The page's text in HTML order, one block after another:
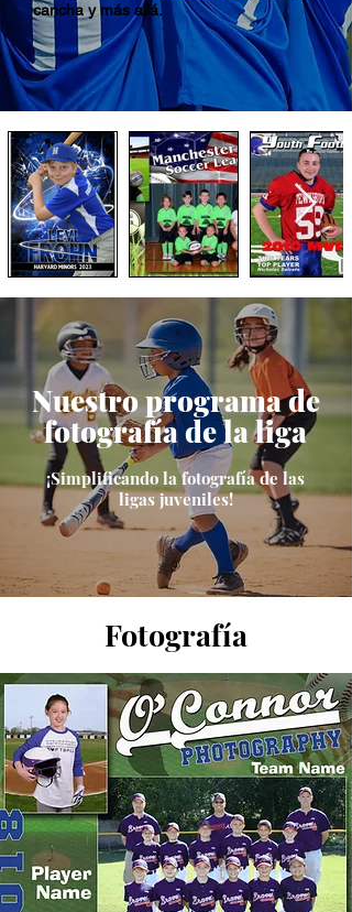
cancha y más allá.
Nuestro programa de
fotografía de la liga
¡Simplificando la fotografía de las
ligas juveniles!
Fotografía